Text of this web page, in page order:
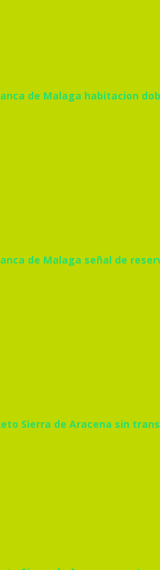
de Malaga habitacion
de Malaga señal de
Sierra de Aracena sin